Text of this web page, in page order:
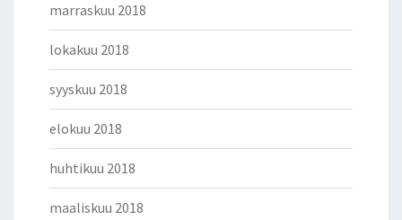
marraskuu 2018
lokakuu 2018
syyskuu 2018
elokuu 2018
huhtikuu 2018
maaliskuu 2018